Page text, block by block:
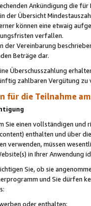
Ankündigung die
der Übersicht
können eine etwaig
verfallen.
der Vereinbarung
Beträge dar.
Überschusszahlung
zahlbaren Vergütung zu
für die Teilnahme
Sie einen vollständigen
enthalten und über
verwenden, müssen
in Ihrer Anwendung
Sie, ob sie
und Sie dürfen
oder enthalten;